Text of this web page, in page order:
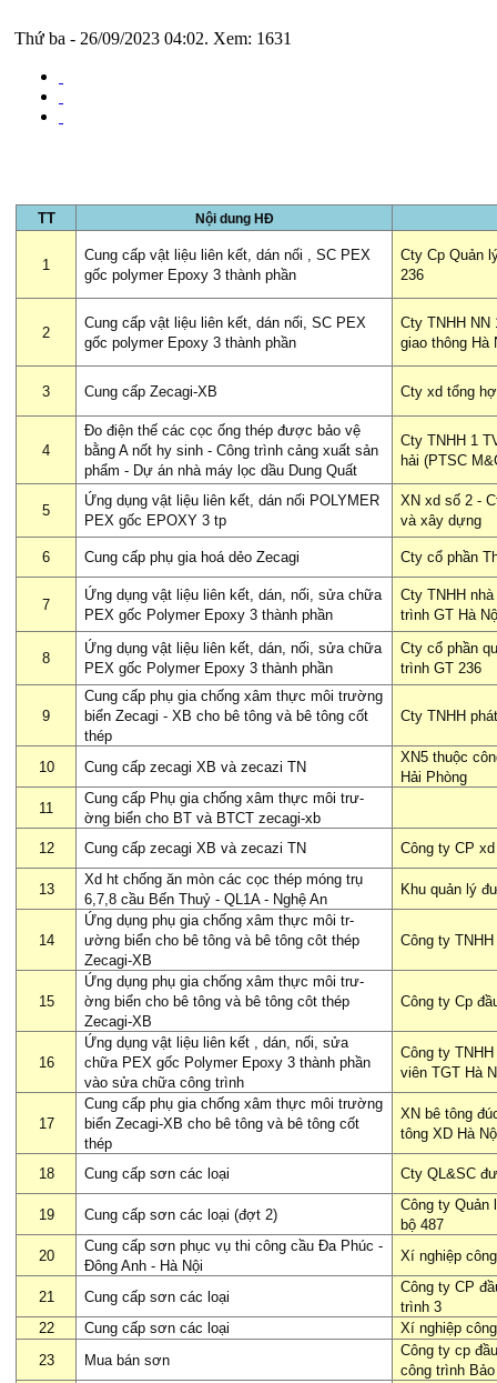
Thứ ba - 26/09/2023 04:02. Xem: 1631
TT Nội dung HĐ
1
Cung cấp vật liệu liên kết, dán nối , SC PEX
gốc polymer Epoxy 3 thành phần
Cty Cp Quản
236
2
Cung cấp vật liệu liên kết, dán nối, SC PEX
gốc polymer Epoxy 3 thành phần
Cty TNHH NN
giao thông Hà
3 Cung cấp Zecagi-XB Cty xd tổng
4
Đo điện thế các cọc ống thép được bảo vệ
bằng A nốt hy sinh - Công trình cảng xuất sản
phẩm - Dự án nhà máy lọc dầu Dung Quất
Cty TNHH 1
hải (PTSC
5
Ứng dụng vật liệu liên kết, dán nối POLYMER
PEX gốc EPOXY 3 tp
XN xd số 2 -
và xây dựng
6 Cung cấp phụ gia hoá dẻo Zecagi Cty cổ phần
7
Ứng dụng vật liệu liên kết, dán, nối, sửa chữa
PEX gốc Polymer Epoxy 3 thành phần
Cty TNHH
trình GT Hà
8
Ứng dụng vật liệu liên kết, dán, nối, sửa chữa
PEX gốc Polymer Epoxy 3 thành phần
Cty cổ phần
trình GT 236
9
Cung cấp phụ gia chống xâm thực môi trư­ờng
biển Zecagi - XB cho bê tông và bê tông cốt
thép
Cty TNHH
10 Cung cấp zecagi XB và zecazi TN
XN5 thuộc
Hải Phòng
11
Cung cấp Phụ gia chống xâm thực môi trư­
ờng biển cho BT và BTCT zecagi-xb
12
Cung cấp zecagi XB và zecazi TN Công ty CP
13
Xd ht chống ăn mòn các cọc thép móng trụ
6,7,8 cầu Bến Thuỷ - QL1A - Nghệ An
Khu quản lý
14
Ứng dụng phụ gia chống xâm thực môi tr­
ường biển cho bê tông và bê tông côt thép
Zecagi-XB
Công ty TNHH
15
Ứng dụng phụ gia chống xâm thực môi trư­
ờng biển cho bê tông và bê tông côt thép
Zecagi-XB
Công ty Cp
16
Ứng dụng vật liệu liên kết , dán, nối, sửa
chữa PEX gốc Polymer Epoxy 3 thành phần
vào sửa chữa công trình
Công ty
viên TGT Hà
17
Cung cấp phụ gia chống xâm thực môi trư­ờng
biển Zecagi-XB cho bê tông và bê tông cốt
thép
XN bê tông
tông XD Hà
18 Cung cấp sơn các loại Cty QL&SC
19 Cung cấp sơn các loại (đợt 2)
Công ty
bộ 487
20
Cung cấp sơn phục vụ thi công cầu Đa Phúc -
Đông Anh - Hà Nội
Xí nghiệp
21 Cung cấp sơn các loại
Công ty CP
trình 3
22
Cung cấp sơn các loại
Xí nghiệp
23
Mua bán sơn
Công ty cp
công trình